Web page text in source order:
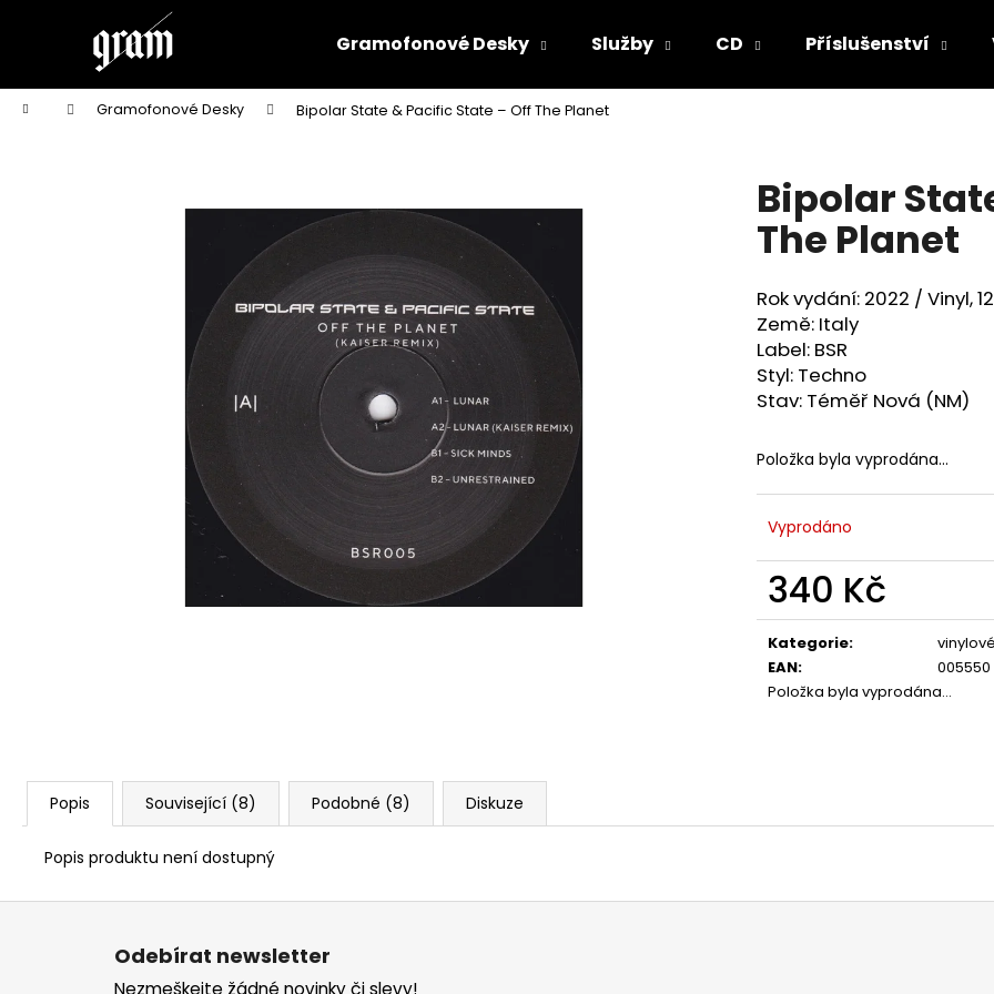
Gramofonové Desky Služby CD Příslušenství
Domů Gramofonové Desky Bipolar State & Pacific State ‎– Off The Planet
Bipolar
The Planet
Rok vydání: 2022 / Vinyl,
Země: Italy
Label: BSR
Styl: Techno
Stav: Téměř Nová (NM)
Položka byla vyprodána…
Vyprodáno
340 Kč
Měrná
cena:
Kategorie:
EAN:
005550
Položka byla vyprodána…
Popis Související (8) Podobné (8) Diskuze
Popis produktu není dostupný
í
Zpět
do
obchodu
Zpět
do
obchodu
Co potřebujete najít?
HLEDAT
Z
Odebírat newsletter
Nezmeškejte žádné novinky či slevy!